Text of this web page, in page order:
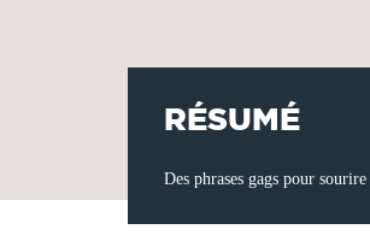
RÉSUMÉ
Des phrases gags pour